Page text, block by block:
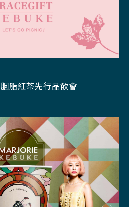
脂紅茶先行品飲會